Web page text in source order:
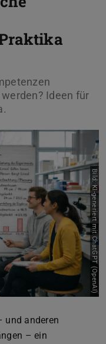
Ideen für
Bild: KI-generiert mit ChatGPT (OpenAI)
und anderen
– ein